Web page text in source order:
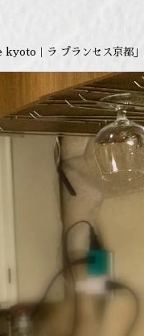
｜ラ プランセス京都」